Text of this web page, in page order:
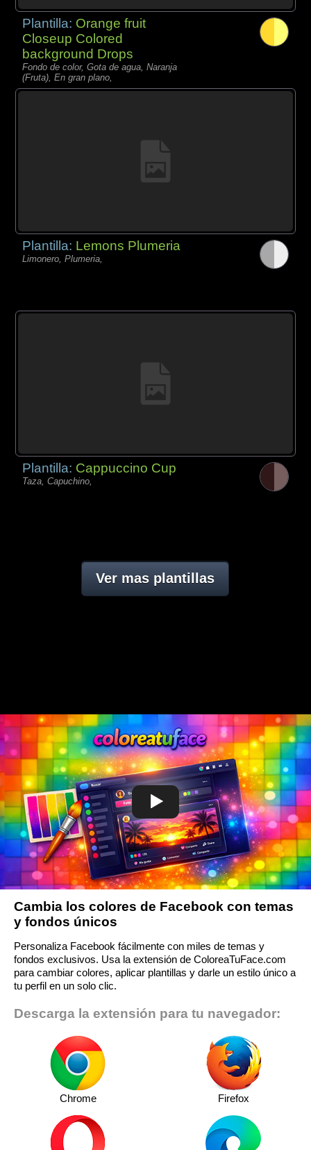
Plantilla: Orange fruit
Closeup Colored
background Drops
Fondo de color, Gota de agua, Naranja
(Fruta), En gran plano,
Plantilla: Lemons Plumeria
Limonero, Plumeria,
Plantilla: Cappuccino Cup
Taza, Capuchino,
Ver mas plantillas
Cambia los colores de Facebook con temas
y fondos únicos
Personaliza Facebook fácilmente con miles de temas y
fondos exclusivos. Usa la extensión de ColoreaTuFace.com
para cambiar colores, aplicar plantillas y darle un estilo único a
tu perfil en un solo clic.
Descarga la extensión para tu navegador:
Chrome Firefox